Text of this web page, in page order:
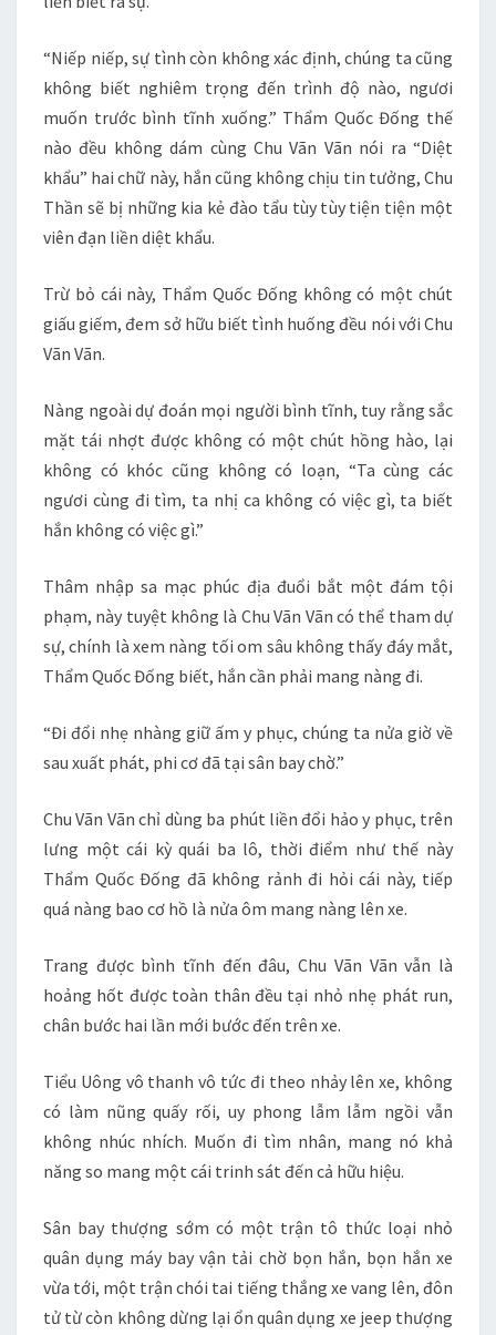
“Niếp niếp, sự tình còn không xác định, chúng ta cũng
không biết nghiêm trọng đến trình độ nào, ngươi
muốn trước bình tĩnh xuống.” Thẩm Quốc Đống thế
nào đều không dám cùng Chu Vãn Vãn nói ra “Diệt
khẩu” hai chữ này, hắn cũng không chịu tin tưởng, Chu
Thần sẽ bị những kia kẻ đào tẩu tùy tùy tiện tiện một
viên đạn liền diệt khẩu.
Trừ bỏ cái này, Thẩm Quốc Đống không có một chút
giấu giếm, đem sở hữu biết tình huống đều nói với Chu
Vãn Vãn.
Nàng ngoài dự đoán mọi người bình tĩnh, tuy rằng sắc
mặt tái nhợt được không có một chút hồng hào, lại
không có khóc cũng không có loạn, “Ta cùng các
ngươi cùng đi tìm, ta nhị ca không có việc gì, ta biết
hắn không có việc gì.”
Thâm nhập sa mạc phúc địa đuổi bắt một đám tội
phạm, này tuyệt không là Chu Vãn Vãn có thể tham dự
sự, chính là xem nàng tối om sâu không thấy đáy mắt,
Thẩm Quốc Đống biết, hắn cần phải mang nàng đi.
“Đi đổi nhẹ nhàng giữ ấm y phục, chúng ta nửa giờ về
sau xuất phát, phi cơ đã tại sân bay chờ.”
Chu Vãn Vãn chỉ dùng ba phút liền đổi hảo y phục, trên
lưng một cái kỳ quái ba lô, thời điểm như thế này
Thẩm Quốc Đống đã không rảnh đi hỏi cái này, tiếp
quá nàng bao cơ hồ là nửa ôm mang nàng lên xe.
Trang được bình tĩnh đến đâu, Chu Vãn Vãn vẫn là
hoảng hốt được toàn thân đều tại nhỏ nhẹ phát run,
chân bước hai lần mới bước đến trên xe.
Tiểu Uông vô thanh vô tức đi theo nhảy lên xe, không
có làm nũng quấy rối, uy phong lẫm lẫm ngồi vẫn
không nhúc nhích. Muốn đi tìm nhân, mang nó khả
năng so mang một cái trinh sát đến cả hữu hiệu.
Sân bay thượng sớm có một trận tô thức loại nhỏ
quân dụng máy bay vận tải chờ bọn hắn, bọn hắn xe
vừa tới, một trận chói tai tiếng thắng xe vang lên, đôn
tử từ còn không dừng lại ổn quân dụng xe jeep thượng